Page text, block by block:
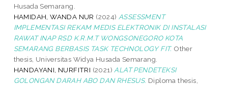
Husada Semarang.
HAMIDAH, WANDA NUR (2024) ASSESSMENT
IMPLEMENTASI REKAM MEDIS ELEKTRONIK DI INSTALASI
RAWAT INAP RSD K.R.M.T WONGSONEGORO KOTA
SEMARANG BERBASIS TASK TECHNOLOGY FIT. Other
thesis, Universitas Widya Husada Semarang.
HANDAYANI, NURFITRI (2021) ALAT PENDETEKSI
GOLONGAN DARAH ABO DAN RHESUS. Diploma thesis,